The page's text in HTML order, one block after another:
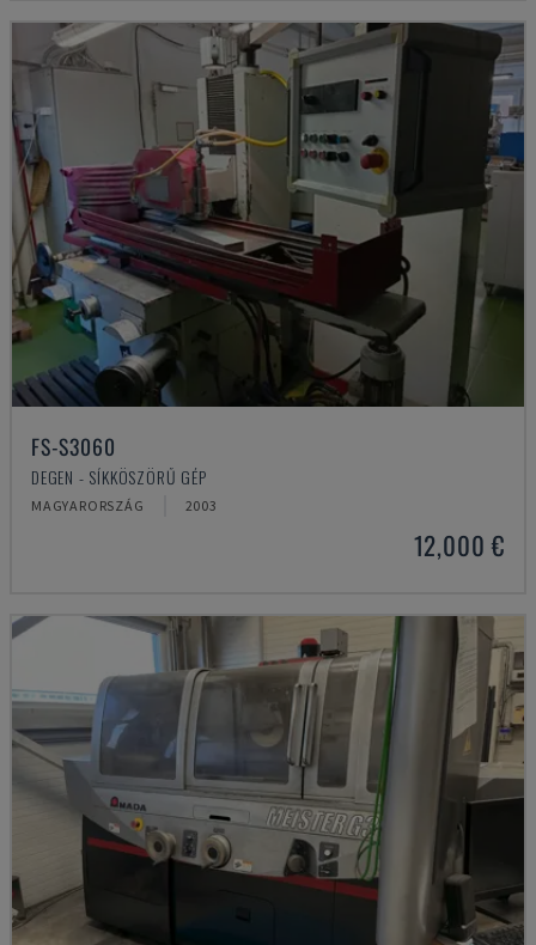
FS-S3060
DEGEN - SÍKKÖSZÖRŰ GÉP
MAGYARORSZÁG 2003
12,000 €